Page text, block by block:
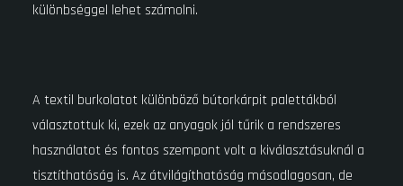
különbséggel lehet számolni.
A textil burkolatot különböző bútorkárpit palettákból
választottuk ki, ezek az anyagok jól tűrik a rendszeres
használatot és fontos szempont volt a kiválasztásuknál a
tisztíthatóság is. Az átvilágíthatóság másodlagosan, de